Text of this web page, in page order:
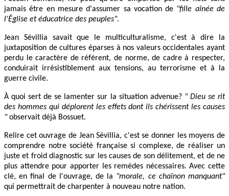
jamais être en mesure d'assumer sa vocation de "fille aînée de
l'Église et éducatrice des peuples".
Jean Sévillia savait que le multiculturalisme, c'est à dire la
juxtaposition de cultures éparses à nos valeurs occidentales ayant
perdu le caractère de référent, de norme, de cadre à respecter,
conduirait irrésistiblement aux tensions, au terrorisme et à la
guerre civile.
À quoi sert de se lamenter sur la situation advenue? " Dieu se rit
des hommes qui déplorent les effets dont ils chérissent les causes
"observait déjà Bossuet.
Relire cet ouvrage de Jean Sévillia, c'est se donner les moyens de
comprendre notre société française si complexe, de réaliser un
juste et froid diagnostic sur les causes de son délitement, et de ne
plus attendre pour apporter les remèdes nécessaires. Avec cette
clé, en final de l'ouvrage, de la "morale, ce chaînon manquant"
qui permettrait de charpenter à nouveau notre nation.